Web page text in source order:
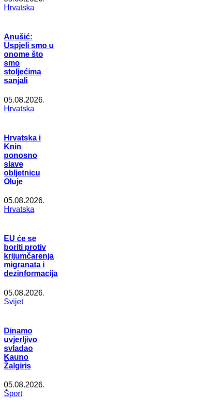
Hrvatska
Anušić:
Uspjeli smo u
onome što
smo
stoljećima
sanjali
05.08.2026.
Hrvatska
Hrvatska i
Knin
ponosno
slave
obljetnicu
Oluje
05.08.2026.
Hrvatska
EU će se
boriti protiv
krijumčarenja
migranata i
dezinformacija
05.08.2026.
Svijet
Dinamo
uvjerljivo
svladao
Kauno
Žalgiris
05.08.2026.
Šport